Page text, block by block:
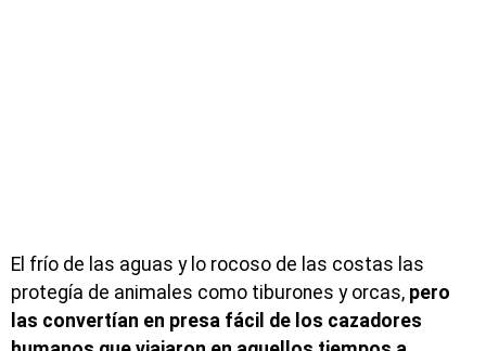
El frío de las aguas y lo rocoso de las costas las
protegía de animales como tiburones y orcas, pero
las convertían en presa fácil de los cazadores